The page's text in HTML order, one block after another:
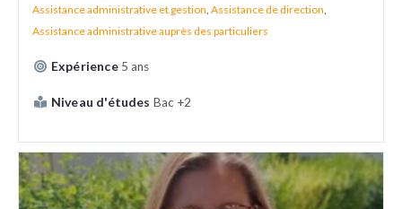
Assistance administrative et gestion Assistance de direction
Assistance administrative auprès des particuliers
Expérience 5 ans
Niveau d'études Bac +2